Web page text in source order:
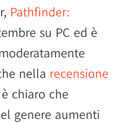
Pathfinder:
su PC ed è
nella recensione
chiaro che
genere aumenti